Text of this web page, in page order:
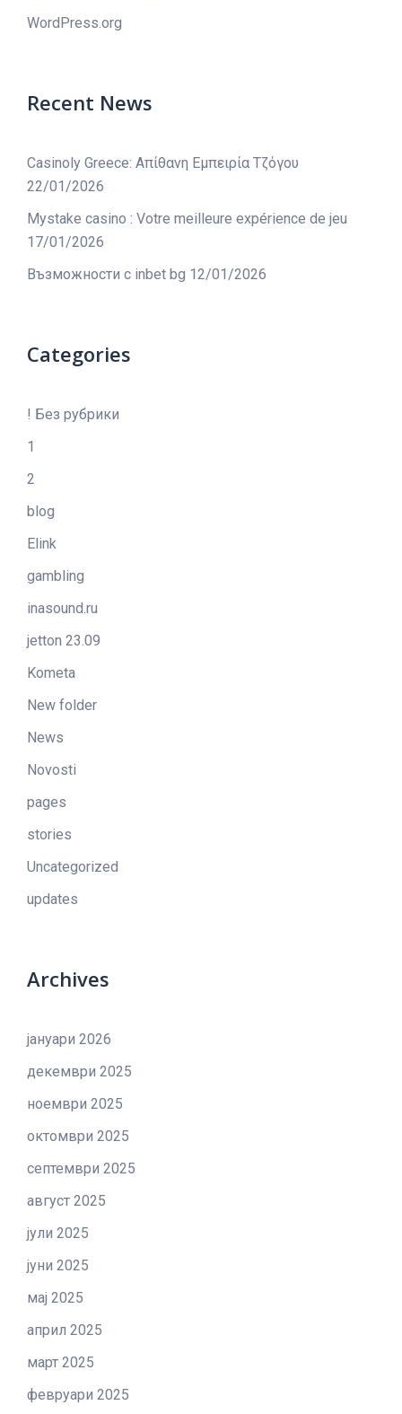
WordPress.org
Recent News
Casinoly Greece: Απίθανη Εμπειρία Τζόγου
22/01/2026
Mystake casino : Votre meilleure expérience de jeu
17/01/2026
Възможности с inbet bg 12/01/2026
Categories
! Без рубрики
1
2
blog
Elink
gambling
inasound.ru
jetton 23.09
Kometa
New folder
News
Novosti
pages
stories
Uncategorized
updates
Archives
јануари 2026
декември 2025
ноември 2025
октомври 2025
септември 2025
август 2025
јули 2025
јуни 2025
мај 2025
април 2025
март 2025
февруари 2025